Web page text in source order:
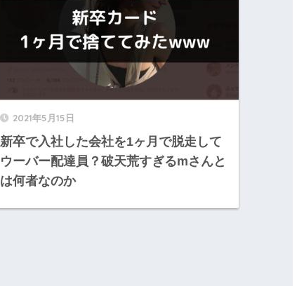
2021年5月15日
新卒で入社した会社を1ヶ月で脱走して
ウーバー配達員？破天荒すぎるmさんと
は何者なのか